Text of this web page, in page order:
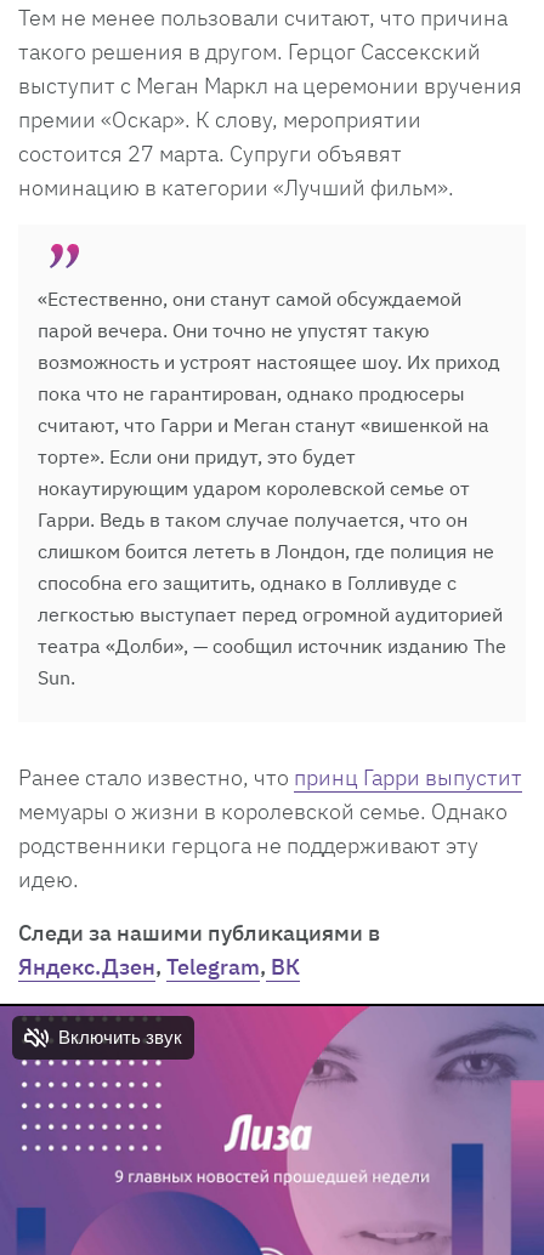
Тем не менее пользовали считают, что причина
такого решения в другом. Герцог Сассекский
выступит с Меган Маркл на церемонии вручения
премии «Оскар». К слову, мероприятии
состоится 27 марта. Супруги объявят
номинацию в категории «Лучший фильм».
«Естественно, они станут самой обсуждаемой
парой вечера. Они точно не упустят такую
возможность и устроят настоящее шоу. Их приход
пока что не гарантирован, однако продюсеры
считают, что Гарри и Меган станут «вишенкой на
торте». Если они придут, это будет
нокаутирующим ударом королевской семье от
Гарри. Ведь в таком случае получается, что он
слишком боится лететь в Лондон, где полиция не
способна его защитить, однако в Голливуде с
легкостью выступает перед огромной аудиторией
театра «Долби», — сообщил источник изданию The
Sun.
Ранее стало известно, что принц Гарри выпустит
мемуары о жизни в королевской семье. Однако
родственники герцога не поддерживают эту
идею.
Следи за нашими публикациями в
Яндекс.Дзен, Telegram, ВК